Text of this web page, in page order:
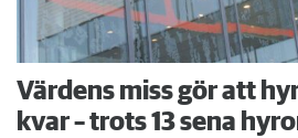
Värdens miss gör att
kvar – trots 13 sena